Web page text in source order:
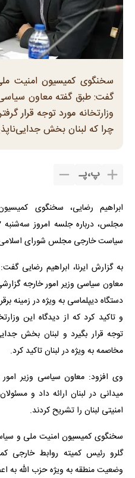
سخنگوی کمیسیون امنیت
گفت: طبق گفته معاون سیاسی
وزارتخانه مورد توجه قرار
چرا که لبنان بخش
پ،پـ
ابراهیم رضایی، سخنگوی
سیاست خارجی مجلس شورای اسلامی
به گزارش ایرنا، ابراهیم رضایی
معاون سیاسی وزیر امور خارجه
دستگاه دیپلماسی به ویژه در زمینه
و تاکید کرد که از دیدگاه این
توجه قرار بگیرد و لبنان بخش
مخاصمه به ویژه در لبنان تاکید کرد.
وی افزود: معاون سیاسی وزیر
میدانی در لبنان ارائه داد و
امنیتی لبنان را تشریح کردند.
سخنگوی کمیسیون امنیت ملی و
گلرو رئیس کمیته روابط خارجی
وضعیت منطقه به ویژه حزب الله به